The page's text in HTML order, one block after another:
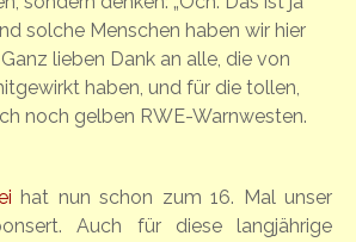
solche Menschen haben wir hier
lieben Dank an alle, die von
haben, und für die tollen,
noch gelben RWE-Warnwesten.
hat nun schon zum 16. Mal unser
Auch für diese langjährige